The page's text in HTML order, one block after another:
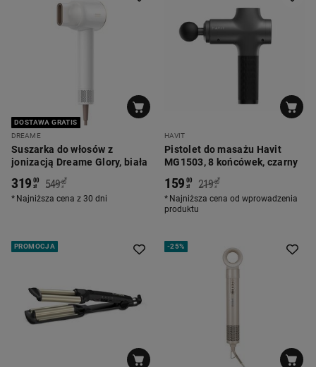
DOSTAWA GRATIS
DREAME
Suszarka do włosów z
jonizacją Dreame Glory, biała
319 00
zł 549 00
zł
*
Najniższa cena z 30 dni
HAVIT
Pistolet do masażu Havit
MG1503, 8 końcówek, czarny
159 00
zł 219 00
zł
*
Najniższa cena od wprowadzenia
produktu
PROMOCJA -25%